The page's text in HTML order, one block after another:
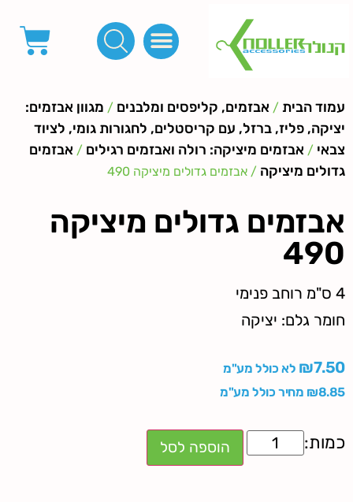
עמוד הבית / אבזמים, קליפסים ומלבנים / מגוון אבזמים:
יציקה, פליז, ברזל, עם קריסטלים, לחגורות גומי, לציוד
צבאי / אבזמים מיציקה: רולה ואבזמים רגילים / אבזמים
גדולים מיציקה / אבזמים גדולים מיציקה 490
אבזמים גדולים מיציקה
490
4 ס"מ רוחב פנימי
חומר גלם: יציקה
₪7.50
לא כולל מע"מ
₪8.85 מחיר כולל מע"מ
הוספה לסל